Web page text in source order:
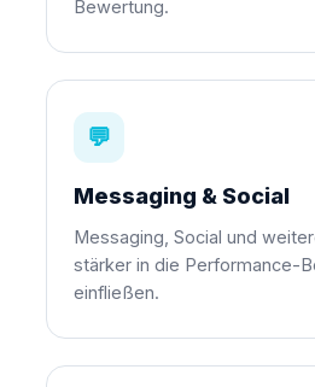
Bewertung.
💬
Messaging & Social
Messaging, Social und
stärker in die Performance-
einfließen.